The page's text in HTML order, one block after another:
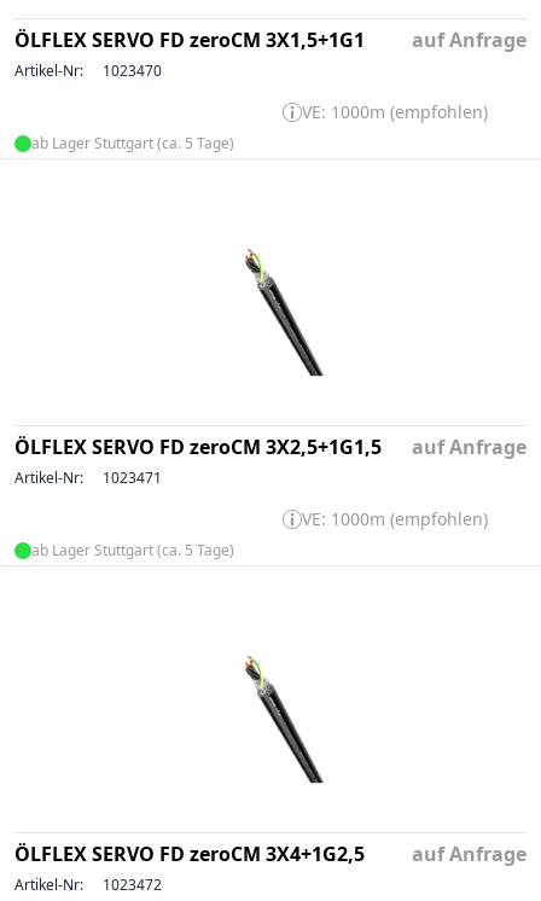
ÖLFLEX SERVO FD zeroCM 3X1,5+1G1 auf Anfrage
Artikel-Nr: 1023470
VE: 1000m (empfohlen)
ab Lager Stuttgart (ca. 5 Tage)
ÖLFLEX SERVO FD zeroCM 3X2,5+1G1,5 auf Anfrage
Artikel-Nr: 1023471
VE: 1000m (empfohlen)
ab Lager Stuttgart (ca. 5 Tage)
ÖLFLEX SERVO FD zeroCM 3X4+1G2,5 auf Anfrage
Artikel-Nr: 1023472